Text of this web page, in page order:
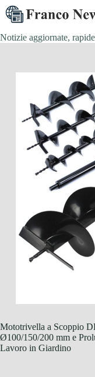
Salta
al
contenuto
Notizie aggiornate,
Mototrivella a Scoppio
Ø100/150/200 mm e
Lavoro in Giardino